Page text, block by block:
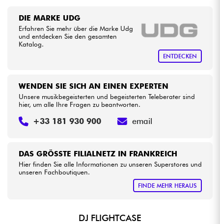
HiFi
Bundle
DIE MARKE UDG
Erfahren Sie mehr über die Marke Udg
und entdecken Sie den gesamten
Katalog.
ENTDECKEN
DAS GRÖSSTE FILIALNETZ IN FRANKREICH
Hier finden Sie alle Informationen zu unseren Superstores und
unseren Fachboutiquen.
FINDE MEHR HERAUS
WENDEN SIE SICH AN EINEN EXPERTEN
Unsere musikbegeisterten und begeisterten Teleberater sind
hier, um alle Ihre Fragen zu beantworten.
+33 181 930 900 email
DJ FLIGHTCASE